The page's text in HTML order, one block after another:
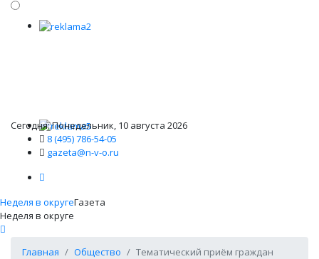
Сегодня: Понедельник, 10 августа 2026
8 (495) 786-54-05
gazeta@n-v-o.ru
Неделя в округеГазета
Неделя в округе
Главная Общество Тематический приём граждан